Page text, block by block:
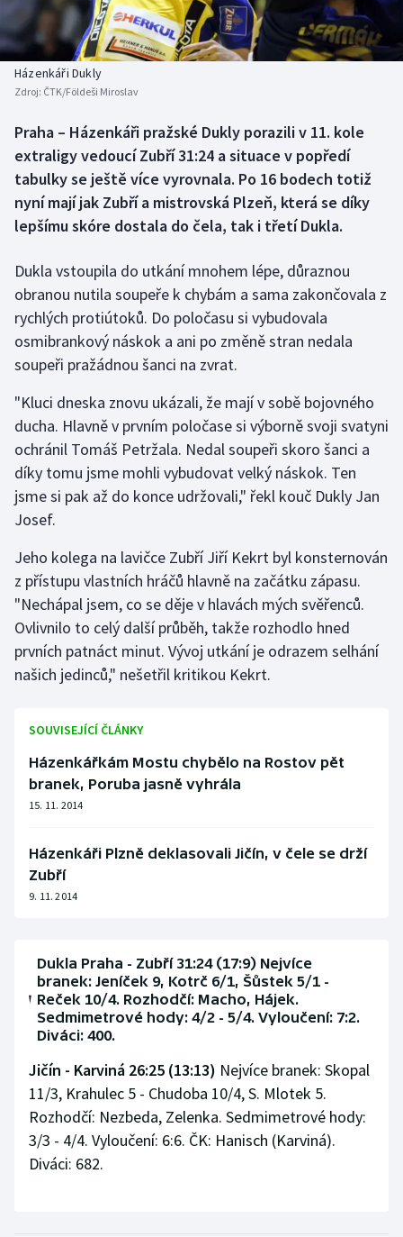
Baseball a softbal
Basketbal
Biatlon
Boby a skeleton
Box
Curling
Dostihy
Florbal
Futsal
Golf
Gymnastika
Házená
Judo
Krasobruslení
Lezení
Motorsport
Parasport
Plážový volejbal
Ragby
Rychlostní kanoistika
Short track
Soutěže
Historické návraty
Aplikace ČT sport
AZ kvíz
Házenkáři Dukly
Zdroj: ČTK/Földeši Miroslav
Praha – Házenkáři pražské Dukly porazili v 11. kole
extraligy vedoucí Zubří 31:24 a situace v popředí
tabulky se ještě více vyrovnala. Po 16 bodech totiž
nyní mají jak Zubří a mistrovská Plzeň, která se díky
lepšímu skóre dostala do čela, tak i třetí Dukla.
Dukla vstoupila do utkání mnohem lépe, důraznou
obranou nutila soupeře k chybám a sama zakončovala z
rychlých protiútoků. Do poločasu si vybudovala
osmibrankový náskok a ani po změně stran nedala
soupeři pražádnou šanci na zvrat.
"Kluci dneska znovu ukázali, že mají v sobě bojovného
ducha. Hlavně v prvním poločase si výborně svoji svatyni
ochránil Tomáš Petržala. Nedal soupeři skoro šanci a
díky tomu jsme mohli vybudovat velký náskok. Ten
jsme si pak až do konce udržovali," řekl kouč Dukly Jan
Josef.
Jeho kolega na lavičce Zubří Jiří Kekrt byl konsternován
z přístupu vlastních hráčů hlavně na začátku zápasu.
"Nechápal jsem, co se děje v hlavách mých svěřenců.
Ovlivnilo to celý další průběh, takže rozhodlo hned
prvních patnáct minut. Vývoj utkání je odrazem selhání
našich jedinců," nešetřil kritikou Kekrt.
SOUVISEJÍCÍ ČLÁNKY
Házenkářkám Mostu chybělo na Rostov pět
branek, Poruba jasně vyhrála
15. 11. 2014
Házenkáři Plzně deklasovali Jičín, v čele se drží
Zubří
9. 11. 2014
Dukla Praha - Zubří 31:24 (17:9) Nejvíce
branek: Jeníček 9, Kotrč 6/1, Šůstek 5/1 -
Reček 10/4. Rozhodčí: Macho, Hájek.
Sedmimetrové hody: 4/2 - 5/4. Vyloučení: 7:2.
Diváci: 400.
Jičín - Karviná 26:25 (13:13) Nejvíce branek: Skopal
11/3, Krahulec 5 - Chudoba 10/4, S. Mlotek 5.
Rozhodčí: Nezbeda, Zelenka. Sedmimetrové hody:
3/3 - 4/4. Vyloučení: 6:6. ČK: Hanisch (Karviná).
Diváci: 682.